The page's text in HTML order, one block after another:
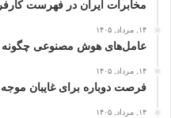
مخابرات ایران در فهرست کارفرمایان
۱۴, مرداد, ۱۴۰۵
عامل‌های هوش مصنوعی چگونه
۱۴, مرداد, ۱۴۰۵
فرصت دوباره برای غایبان موجه
۱۴, مرداد, ۱۴۰۵